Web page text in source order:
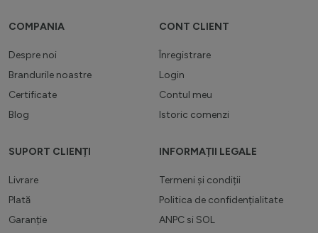
COMPANIA
Despre noi
Brandurile noastre
Certificate
Blog
CONT CLIENT
Înregistrare
Login
Contul meu
Istoric comenzi
SUPORT CLIENȚI
Livrare
Plată
Garanție
INFORMAȚII LEGALE
Termeni și condiții
Politica de confidențialitate
ANPC si SOL